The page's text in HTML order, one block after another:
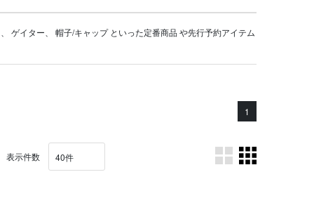
ゲイター 帽子/キャップといった定番商品 や先行予約アイテム
1
表示件数